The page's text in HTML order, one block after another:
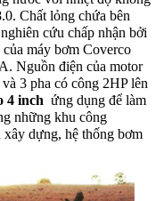
Chất lỏng chứa bên
cứu chấp nhận bởi
máy bơm Coverco
Nguồn điện của motor
3 pha có công 2HP lên
4 inch ứng dụng để làm
những khu công
dựng, hệ thống bơm